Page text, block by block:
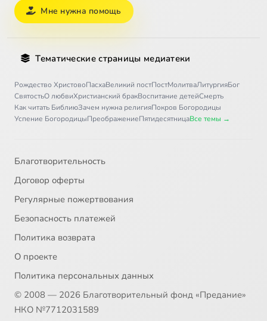
Мне нужна помощь
Тематические страницы медиатеки
Рождество ХристовоПасхаВеликий постПостМолитваЛитургияБог
СвятостьО любвиХристианский бракВоспитание детейСмерть
Как читать БиблиюЗачем нужна религияПокров Богородицы
Успение БогородицыПреображениеПятидесятницаВсе темы →
Благотворительность
Договор оферты
Регулярные пожертвования
Безопасность платежей
Политика возврата
О проекте
Политика персональных данных
© 2008 — 2026 Благотворительный фонд «Предание»
НКО №7712031589